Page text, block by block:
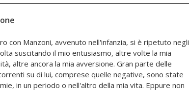
con Manzoni, avvenuto nell'infanzia, si è ripetuto negli
suscitando il mio entusiasmo, altre volte la mia
altre ancora la mia avversione. Gran parte delle
su di lui, comprese quelle negative, sono state
in un periodo o nell'altro della mia vita. Eppure non
placa chi non comprende in un sorriso
e un po' stupido (la sua gnomica, le sue sentenze
natura, sul cielo di Lombardia, sul sul guazzabuglio del
via), ma getta nel tormento chi abbia avuto la ventura
certi segni, certi indizi celati talvolta in un aggettivo, in